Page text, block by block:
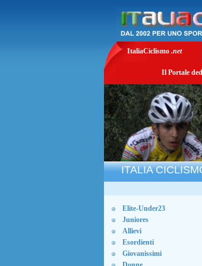
ItaliaCiclismo .net
Il Portale
ITALIA
Elite-Under23
Juniores
Allievi
Esordienti
Giovanissimi